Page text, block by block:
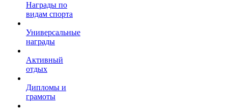
Награды по
видам спорта
Универсальные
награды
Активный
отдых
Дипломы и
грамоты